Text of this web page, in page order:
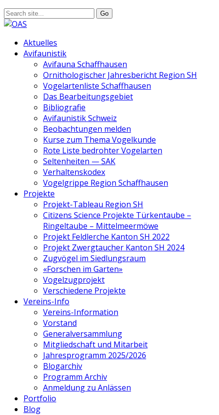
Aktuelles
Avifaunistik
Avifauna Schaffhausen
Ornithologischer Jahresbericht Region SH
Vogelartenliste Schaffhausen
Das Bearbeitungsgebiet
Bibliografie
Avifaunistik Schweiz
Beobachtungen melden
Kurse zum Thema Vogelkunde
Rote Liste bedrohter Vogelarten
Seltenheiten — SAK
Verhaltenskodex
Vogelgrippe Region Schaffhausen
Projekte
Projekt-Tableau Region SH
Citizens Science Projekte Türkentaube –
Ringeltaube – Mittelmeermöwe
Projekt Feldlerche Kanton SH 2022
Projekt Zwergtaucher Kanton SH 2024
Zugvögel im Siedlungsraum
«Forschen im Garten»
Vogelzugprojekt
Verschiedene Projekte
Vereins-Info
Vereins-Information
Vorstand
Generalversammlung
Mitgliedschaft und Mitarbeit
Jahresprogramm 2025/2026
Blogarchiv
Programm Archiv
Anmeldung zu Anlässen
Portfolio
Blog